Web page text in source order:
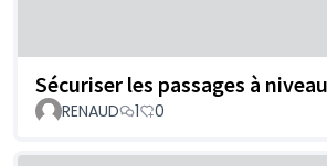
Sécuriser les passages à
RENAUD 1 0